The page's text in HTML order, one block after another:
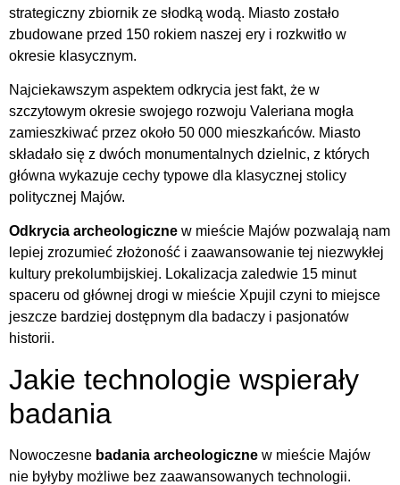
strategiczny zbiornik ze słodką wodą. Miasto zostało
zbudowane przed 150 rokiem naszej ery i rozkwitło w
okresie klasycznym.
Najciekawszym aspektem odkrycia jest fakt, że w
szczytowym okresie swojego rozwoju Valeriana mogła
zamieszkiwać przez około 50 000 mieszkańców. Miasto
składało się z dwóch monumentalnych dzielnic, z których
główna wykazuje cechy typowe dla klasycznej stolicy
politycznej Majów.
Odkrycia archeologiczne w mieście Majów pozwalają nam
lepiej zrozumieć złożoność i zaawansowanie tej niezwykłej
kultury prekolumbijskiej. Lokalizacja zaledwie 15 minut
spaceru od głównej drogi w mieście Xpujil czyni to miejsce
jeszcze bardziej dostępnym dla badaczy i pasjonatów
historii.
Jakie technologie wspierały
badania
Nowoczesne badania archeologiczne w mieście Majów
nie byłyby możliwe bez zaawansowanych technologii.